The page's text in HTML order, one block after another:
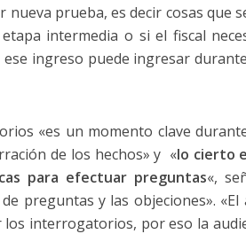
prueba, es decir cosas que
intermedia o si el fiscal
ingreso puede ingresar
«es un momento clave
de los hechos» y «lo cierto
para efectuar preguntas«,
preguntas y las objeciones».
interrogatorios, por eso la